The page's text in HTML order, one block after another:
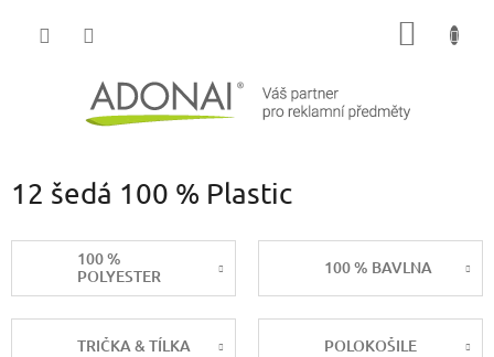
12 šedá 100 % Plastic
100 %
POLYESTER
100 % BAVLNA
TRIČKA & TÍLKA POLOKOŠILE